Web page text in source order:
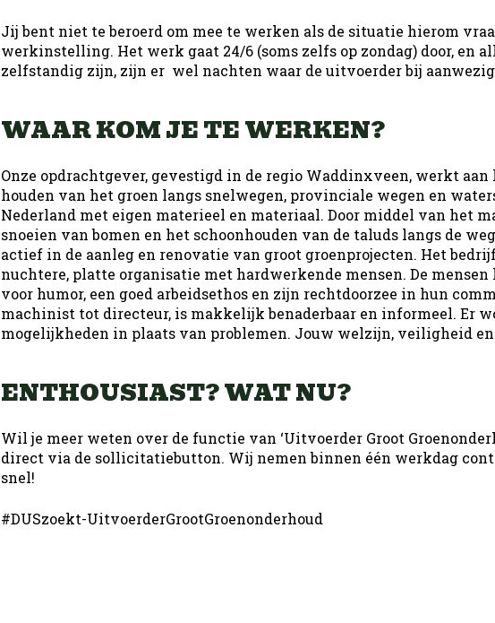
Jij bent niet te beroerd om mee te werken als de situatie hierom
werkinstelling. Het werk gaat 24/6 (soms zelfs op zondag) door, en
zelfstandig zijn, zijn er wel nachten waar de uitvoerder bij
WAAR KOM JE TE WERKEN?
Onze opdrachtgever, gevestigd in de regio Waddinxveen, werkt
houden van het groen langs snelwegen, provinciale wegen en
Nederland met eigen materieel en materiaal. Door middel van het
snoeien van bomen en het schoonhouden van de taluds langs de
actief in de aanleg en renovatie van groot groenprojecten. Het
nuchtere, platte organisatie met hardwerkende mensen. De mensen
voor humor, een goed arbeidsethos en zijn rechtdoorzee in hun
machinist tot directeur, is makkelijk benaderbaar en informeel. Er
mogelijkheden in plaats van problemen. Jouw welzijn, veiligheid
ENTHOUSIAST? WAT NU?
Wil je meer weten over de functie van ‘Uitvoerder Groot
direct via de sollicitatiebutton. Wij nemen binnen één werkdag
snel!
#DUSzoekt-UitvoerderGrootGroenonderhoud